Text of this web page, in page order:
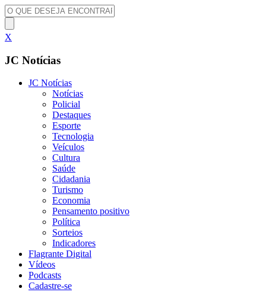
X
JC Notícias
JC Notícias
Notícias
Policial
Destaques
Esporte
Tecnologia
Veículos
Cultura
Saúde
Cidadania
Turismo
Economia
Pensamento positivo
Política
Sorteios
Indicadores
Flagrante Digital
Vídeos
Podcasts
Cadastre-se